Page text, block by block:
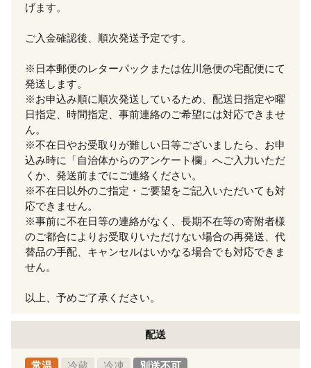
げます。
ご入金確認後、順次発送予定です。
※日本郵便のレターパックまたは佐川急便の宅配便にて
発送します。
※お申込み順に順次発送しているため、配送日指定や曜
日指定、時間指定、事前連絡のご希望には対応できませ
ん。
※不在日やお受取りが難しい日等ございましたら、お申
込み時に「自治体からのアンケート欄」へご入力いただ
くか、発送前までにご連絡ください。
※不在日以外のご指定・ご要望をご記入いただいても対
応できません。
※事前に不在日等の連絡がなく、長期不在等の寄附者様
のご都合によりお受取りいただけない場合の再発送、代
替品の手配、キャンセルはいかなる場合でも対応できま
せん。
以上、予めご了承ください。
配送
常温 冷蔵 冷凍 別送不可